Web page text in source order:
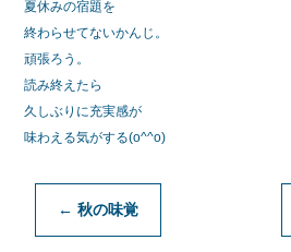
夏休みの宿題を
終わらせてないかんじ。
頑張ろう。
読み終えたら
久しぶりに充実感が
味わえる気がする(o^^o)
← 秋の味覚